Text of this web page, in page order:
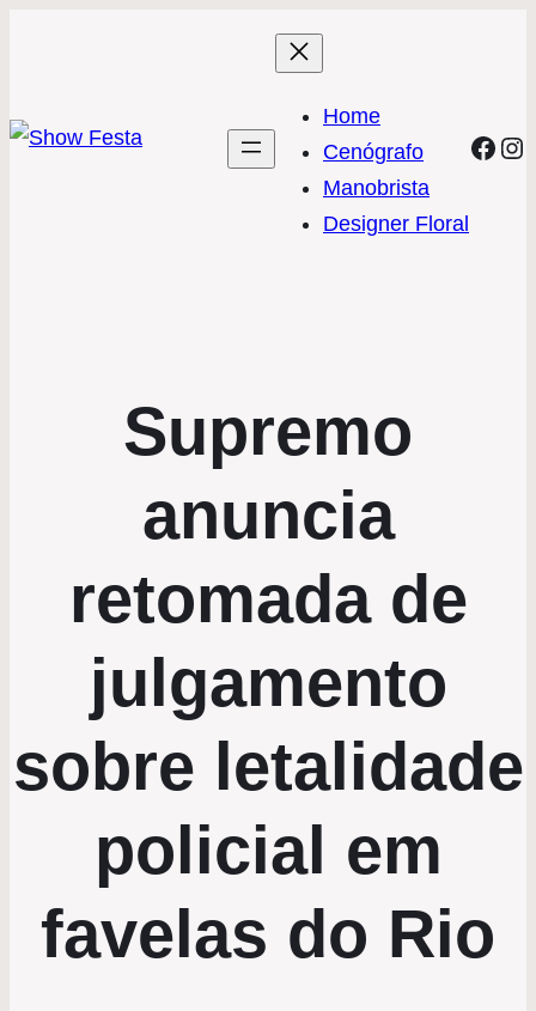
Home
Cenógrafo
Manobrista
Designer Floral
Supremo
anuncia
retomada de
julgamento
sobre letalidade
policial em
favelas do Rio